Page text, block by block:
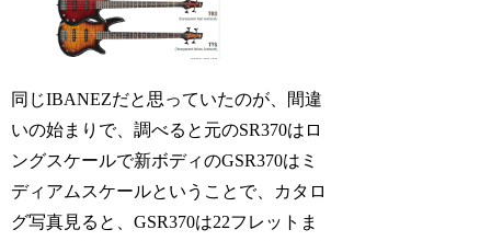
同じIBANEZだと思っていたのが、間違
いの始まりで、調べると元のSR370はロ
ングスケールで新ボディのGSR370はミ
ディアムスケールということで、カタロ
グ写真見ると、GSR370は22フレットま